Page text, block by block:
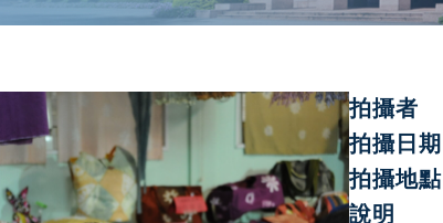
拍攝者
拍攝日期
拍攝地點
說明